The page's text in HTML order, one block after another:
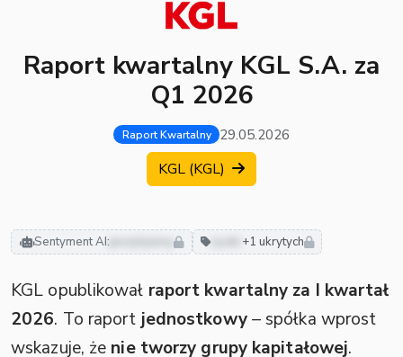
Raport kwartalny KGL S.A. za
Q1 2026
Raport Kwartalny 29.05.2026
KGL (KGL)
Sentyment AI: pozytywny +1 ukrytych
KGL opublikował raport kwartalny za I kwartał
2026. To raport jednostkowy– spółka wprost
wskazuje, że nie tworzy grupy kapitałowej.